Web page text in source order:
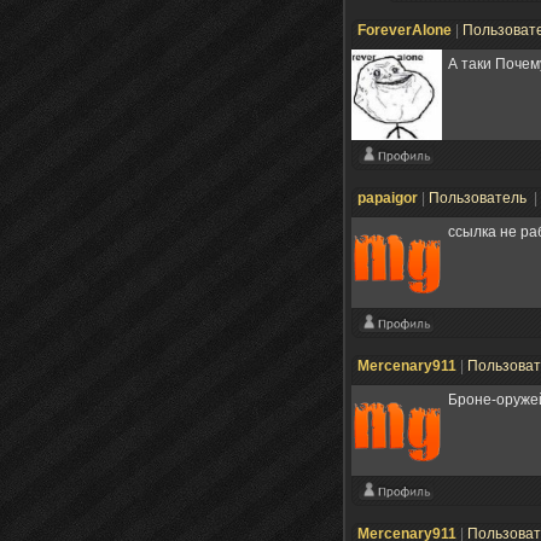
ForeverAlone
А таки
papaigor Пользователь
ссылка не
Mercenary911
Броне-
Mercenary911